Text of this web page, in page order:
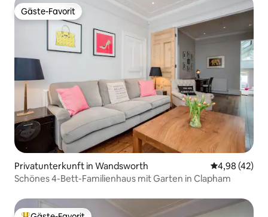
Gäste-Favorit
Gäste-Favorit
Privatunterkunft in Wandsworth
4,98 (42)
Schönes 4-Bett-Familienhaus mit Garten in Clapham